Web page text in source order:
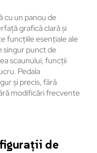
cu un panou de
grafică clară și
funcțiile esențiale ale
singur punct de
scaunului, funcții
Pedala
și precis, fără
modificări frecvente
de